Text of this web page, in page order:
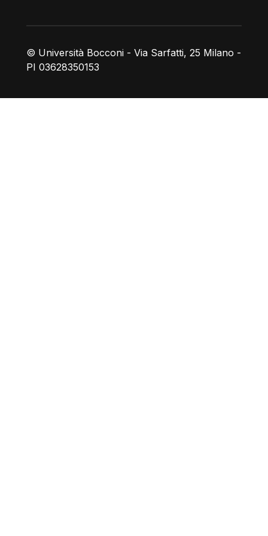
© Università Bocconi - Via Sarfatti, 25 Milano -
PI 03628350153